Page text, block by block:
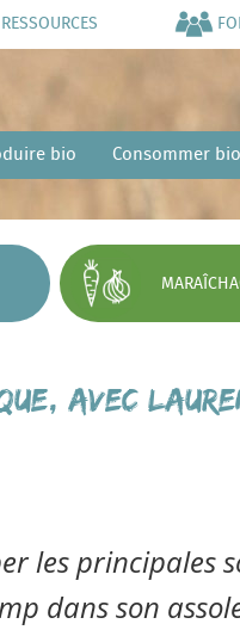
RESSOURCES
bio Consommer bio
avec
les principales
dans son